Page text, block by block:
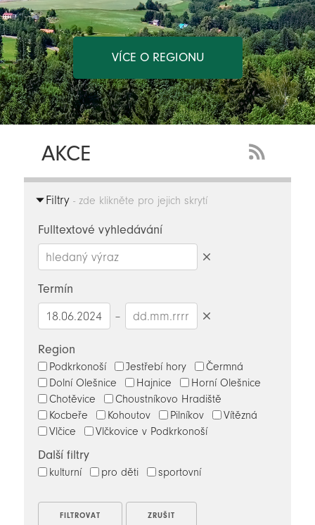
VÍCE O REGIONU
AKCE
Feed
Filtry- zde klikněte pro jejich skrytí
Fulltextové vyhledávání
Termín
–
Region
Podkrkonoší Jestřebí hory
Čermná
Dolní Olešnice
Hajnice
Horní Olešnice
Chotěvice
Choustníkovo Hradiště
Kocbeře
Kohoutov Pilníkov
Vítězná
Vlčice
Vlčkovice v Podkrkonoší
Další filtry
kulturní pro děti sportovní